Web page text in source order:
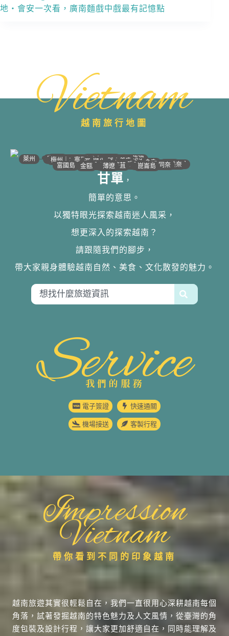
地・會安一次看，廣南麵戲中戲最有記憶點
Vietnam
越南旅行地圖
• 河江｜高平
沙壩 •
萊州 • 宣光 •
安沛｜木江界 •
• 太原
梅州｜木州•• 北江｜北寧
• 下龍灣
• 河內
•海防｜海洋
• 南定｜清化
寧平 ••河靜｜義安
洞海 •
順化 •• 峴港
• 會安
• 歸仁
邦美蜀 •
大叻 ••芽莊｜潘郎
•潘切｜美奈
平陽 •
西寧 •
胡志明 •
美萩 •
富國島 •迪石 •
金甌 • • 同奈
• 頭頓
• 芹苴 •崑崙島
• 薄遼
甘單 ，
簡單的意思。
以獨特眼光探索越南迷人風采，
想更深入的探索越南？
請跟隨我們的腳步，
帶大家親身體驗越南自然、美食、文化散發的魅力。
Service
我們的服務
電子簽證 快速通關
機場接送 客製行程
Impression
Vietnam
帶你看到不同的印象越南
越南旅遊其實很輕鬆自在，我們一直很用心深耕越南每個
角落，試著發掘越南的特色魅力及人文風情，從臺灣的角
度包裝及設計行程，讓大家更加舒適自在，同時能理解及